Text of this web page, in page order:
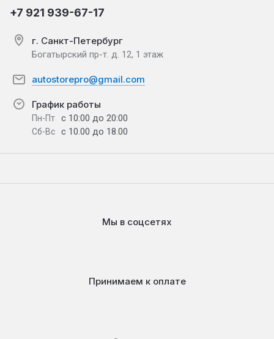
+7 921 939-67-17
г. Санкт-Петербург
Богатырский пр-т. д. 12, 1 этаж
autostorepro@gmail.com
График работы
Пн-Пт с 10:00 до 20:00
Сб-Вс с 10.00 до 18.00
Мы в соцсетях
Принимаем к оплате